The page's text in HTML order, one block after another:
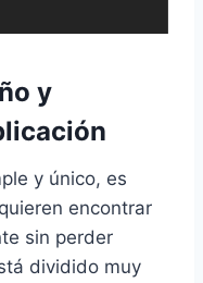
y
y único, es
encontrar
sin perder
dividido muy